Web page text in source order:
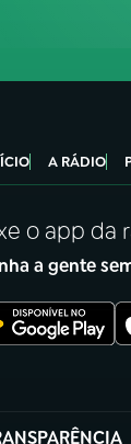
A RÁDIO
o app da
a gente